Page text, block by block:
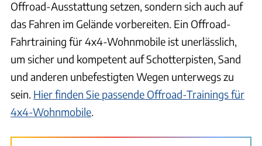
Offroad-Ausstattung setzen, sondern sich auch auf
das Fahren im Gelände vorbereiten. Ein Offroad-
Fahrtraining für 4x4-Wohnmobile ist unerlässlich,
um sicher und kompetent auf Schotterpisten, Sand
und anderen unbefestigten Wegen unterwegs zu
sein. Hier finden Sie passende Offroad-Trainings für
4x4-Wohnmobile.